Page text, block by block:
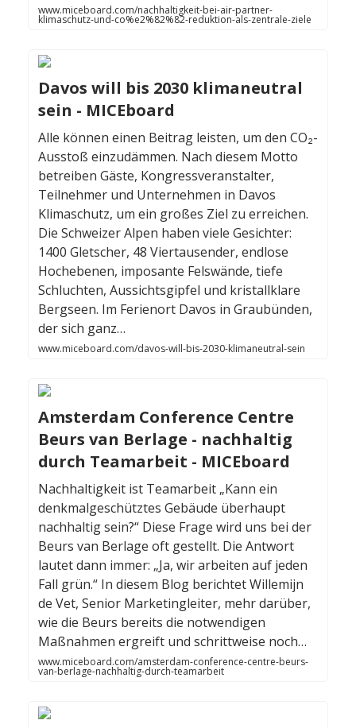
www.miceboard.com/nachhaltigkeit-bei-air-partner-
klimaschutz-und-co%e2%82%82-reduktion-als-zentrale-ziele
Davos will bis 2030 klimaneutral
sein - MICEboard
Alle können einen Beitrag leisten, um den CO₂-
Ausstoß einzudämmen. Nach diesem Motto
betreiben Gäste, Kongressveranstalter,
Teilnehmer und Unternehmen in Davos
Klimaschutz, um ein großes Ziel zu erreichen.
Die Schweizer Alpen haben viele Gesichter:
1400 Gletscher, 48 Viertausender, endlose
Hochebenen, imposante Felswände, tiefe
Schluchten, Aussichtsgipfel und kristallklare
Bergseen. Im Ferienort Davos in Graubünden,
der sich ganz…
www.miceboard.com/davos-will-bis-2030-klimaneutral-sein
Amsterdam Conference Centre
Beurs van Berlage - nachhaltig
durch Teamarbeit - MICEboard
Nachhaltigkeit ist Teamarbeit „Kann ein
denkmalgeschütztes Gebäude überhaupt
nachhaltig sein?“ Diese Frage wird uns bei der
Beurs van Berlage oft gestellt. Die Antwort
lautet dann immer: „Ja, wir arbeiten auf jeden
Fall grün.“ In diesem Blog berichtet Willemijn
de Vet, Senior Marketingleiter, mehr darüber,
wie die Beurs bereits die notwendigen
Maßnahmen ergreift und schrittweise noch…
www.miceboard.com/amsterdam-conference-centre-beurs-
van-berlage-nachhaltig-durch-teamarbeit